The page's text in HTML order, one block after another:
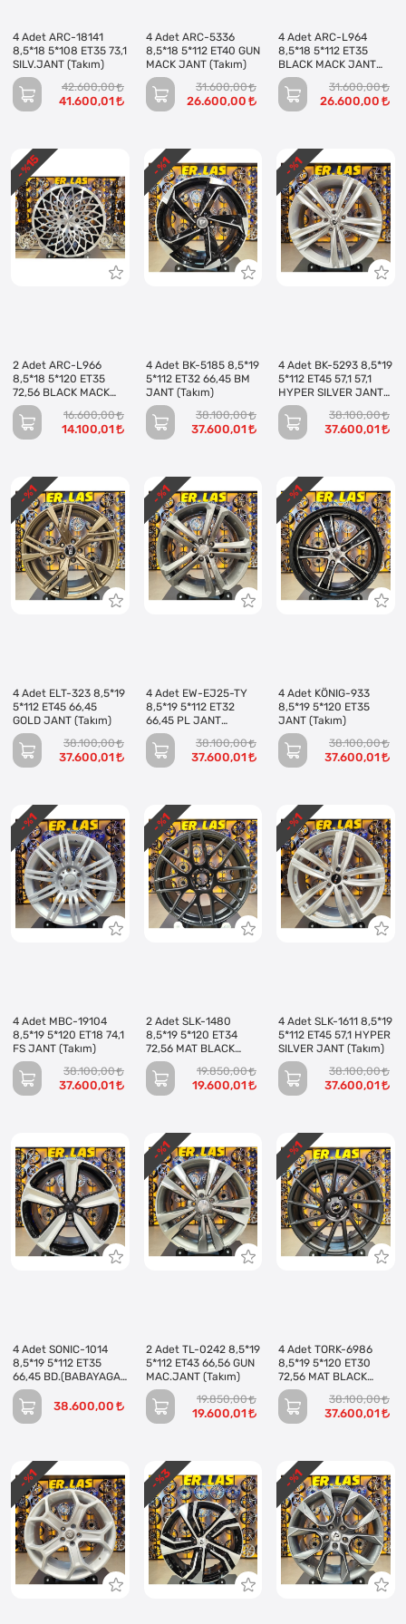
4 Adet ARC-18141
8,5*18 5*108 ET35 73,1
SILV.JANT (Takım)
42.600,00
41.600,01
4 Adet ARC-5336
8,5*18 5*112 ET40 GUN
MACK JANT (Takım)
31.600,00
26.600,00
4 Adet ARC-L964
8,5*18 5*112 ET35
BLACK MACK JANT
(Takım)
31.600,00
26.600,00
2 Adet ARC-L966
8,5*18 5*120 ET35
72,56 BLACK MACK
JANT (Takım)
16.600,00
14.100,01
- %
15
4 Adet BK-5185 8,5*19
5*112 ET32 66,45 BM
JANT (Takım)
38.100,00
37.600,01
- %
1
4 Adet BK-5293 8,5*19
5*112 ET45 57,1 57,1
HYPER SILVER JANT
(Takım)
38.100,00
37.600,01
- %
1
4 Adet ELT-323 8,5*19
5*112 ET45 66,45
GOLD JANT (Takım)
38.100,00
37.600,01
- %
1
4 Adet EW-EJ25-TY
8,5*19 5*112 ET32
66,45 PL JANT
(Takım)
38.100,00
37.600,01
- %
1
4 Adet KÖNIG-933
8,5*19 5*120 ET35
JANT (Takım)
38.100,00
37.600,01
- %
1
4 Adet MBC-19104
8,5*19 5*120 ET18 74,1
FS JANT (Takım)
38.100,00
37.600,01
- %
1
2 Adet SLK-1480
8,5*19 5*120 ET34
72,56 MAT BLACK
JANT (Takım)
19.850,00
19.600,01
- %
1
4 Adet SLK-1611 8,5*19
5*112 ET45 57,1 HYPER
SILVER JANT (Takım)
38.100,00
37.600,01
- %
1
4 Adet SONIC-1014
8,5*19 5*112 ET35
66,45 BD.(BABAYAGA)
JANT (Takım)
38.600,00
2 Adet TL-0242 8,5*19
5*112 ET43 66,56 GUN
MAC.JANT (Takım)
19.850,00
19.600,01
- %
1
4 Adet TORK-6986
8,5*19 5*120 ET30
72,56 MAT BLACK
JANT (Takım)
38.100,00
37.600,01
- %
1
- %
1 - %
3 - %
1